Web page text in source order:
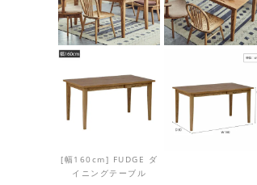
[幅160cm] FUDGE ダ
イニングテーブル